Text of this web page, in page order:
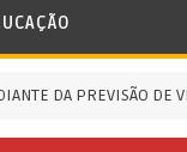
DA PREVISÃO DE